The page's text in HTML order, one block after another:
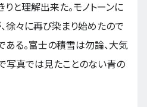
と理解出来た。モノトーンに
徐々に再び染まり始めたので
ある。富士の積雪は勿論、大気
写真では見たことのない青の